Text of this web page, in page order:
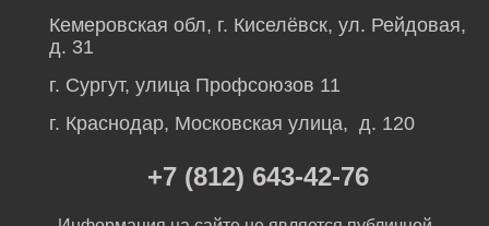
Кемеровская обл, г. Киселёвск, ул. Рейдовая,
д. 31
г. Сургут, улица Профсоюзов 11
г. Краснодар, Московская улица, д. 120
+7 (812) 643-42-76